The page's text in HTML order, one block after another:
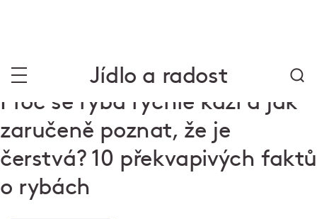
Jídlo a radost
Proč se ryba rychle kazí a jak
zaručeně poznat, že je
čerstvá? 10 překvapivých faktů
o rybách